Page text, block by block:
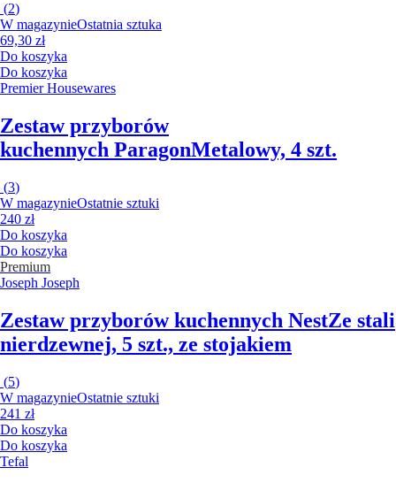
(2)
W magazynieOstatnia sztuka
69,30 zł
Do koszyka
Do koszyka
Premier Housewares
Zestaw przyborów
kuchennych ParagonMetalowy, 4 szt.
(3)
W magazynieOstatnie sztuki
240 zł
Do koszyka
Do koszyka
Premium
Joseph Joseph
Zestaw przyborów kuchennych NestZe stali
nierdzewnej, 5 szt., ze stojakiem
(5)
W magazynieOstatnie sztuki
241 zł
Do koszyka
Do koszyka
Tefal